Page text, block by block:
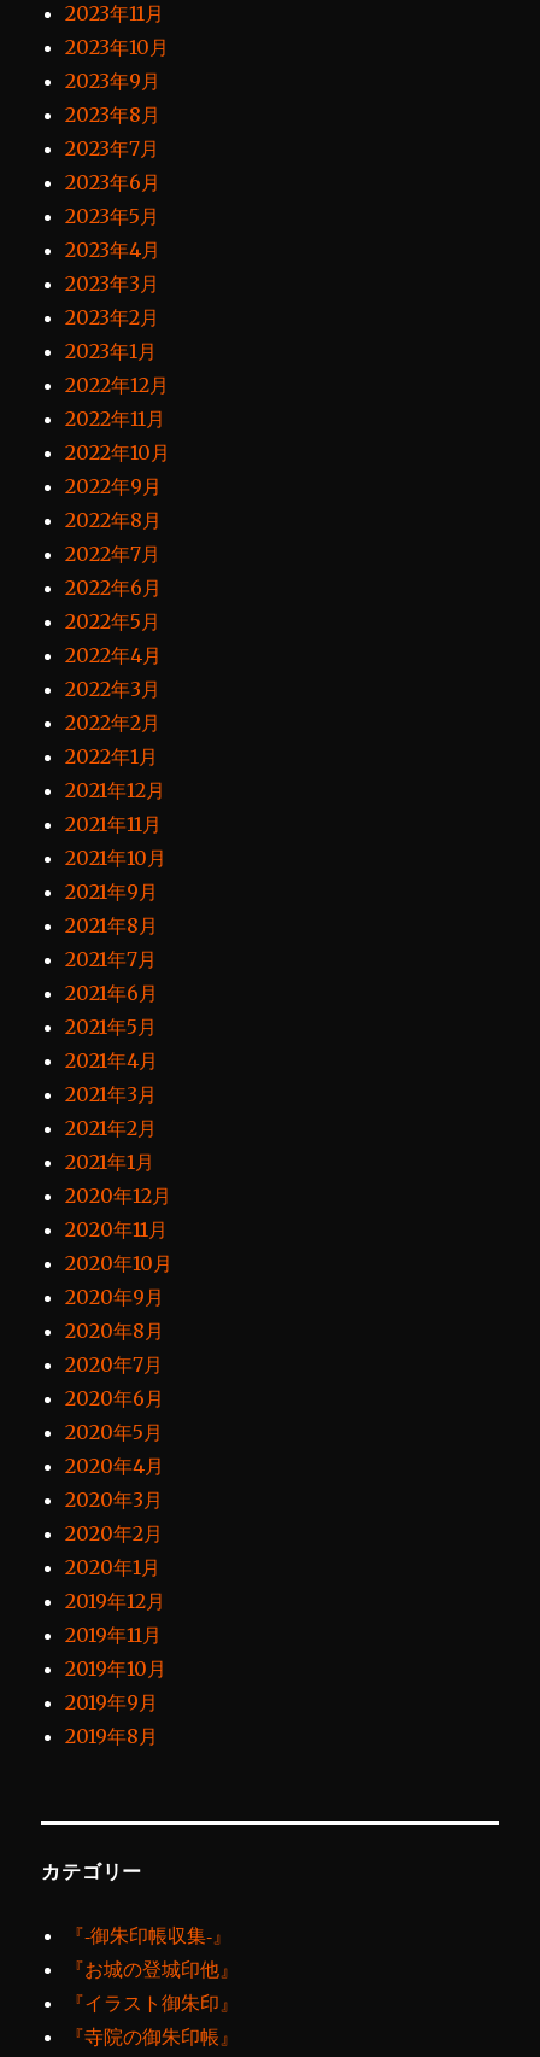
2023年11月
2023年10月
2023年9月
2023年8月
2023年7月
2023年6月
2023年5月
2023年4月
2023年3月
2023年2月
2023年1月
2022年12月
2022年11月
2022年10月
2022年9月
2022年8月
2022年7月
2022年6月
2022年5月
2022年4月
2022年3月
2022年2月
2022年1月
2021年12月
2021年11月
2021年10月
2021年9月
2021年8月
2021年7月
2021年6月
2021年5月
2021年4月
2021年3月
2021年2月
2021年1月
2020年12月
2020年11月
2020年10月
2020年9月
2020年8月
2020年7月
2020年6月
2020年5月
2020年4月
2020年3月
2020年2月
2020年1月
2019年12月
2019年11月
2019年10月
2019年9月
2019年8月
カテゴリー
『‐御朱印帳収集‐』
『お城の登城印他』
『イラスト御朱印』
『寺院の御朱印帳』